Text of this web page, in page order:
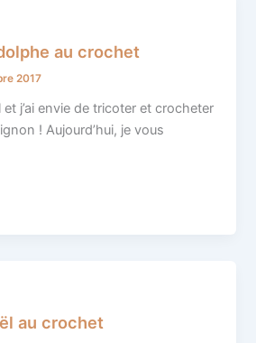
au crochet
2017
et j’ai envie de tricoter et crocheter
! Aujourd’hui, je vous
au crochet